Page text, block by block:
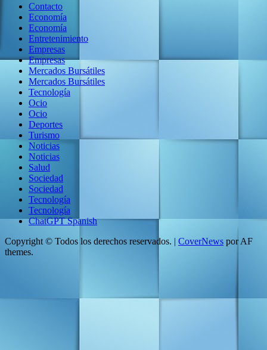
Contacto
Economía
Economía
Entretenimiento
Empresas
Empresas
Mercados Bursátiles
Mercados Bursátiles
Tecnología
Ocio
Ocio
Deportes
Turismo
Noticias
Noticias
Salud
Sociedad
Sociedad
Tecnología
Tecnología
ChatGPT Spanish
Copyright © Todos los derechos reservados. | CoverNews por AF
themes.